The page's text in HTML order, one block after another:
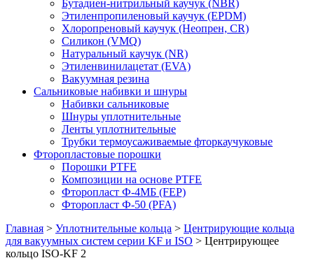
Бутадиен-нитрильный каучук (NBR)
Этиленпропиленовый каучук (EPDM)
Хлоропреновый каучук (Неопрен, CR)
Cиликон (VMQ)
Натуральный каучук (NR)
Этиленвинилацетат (EVA)
Вакуумная резина
Сальниковые набивки и шнуры
Набивки сальниковые
Шнуры уплотнительные
Ленты уплотнительные
Трубки термоусаживаемые фторкаучуковые
Фторопластовые порошки
Порошки PTFE
Композиции на основе PTFE
Фторопласт Ф-4МБ (FEP)
Фторопласт Ф-50 (PFA)
Главная > Уплотнительные кольца > Центрирующие кольца
для вакуумных систем серии KF и ISO > Центрирующее
кольцо ISO-KF 2